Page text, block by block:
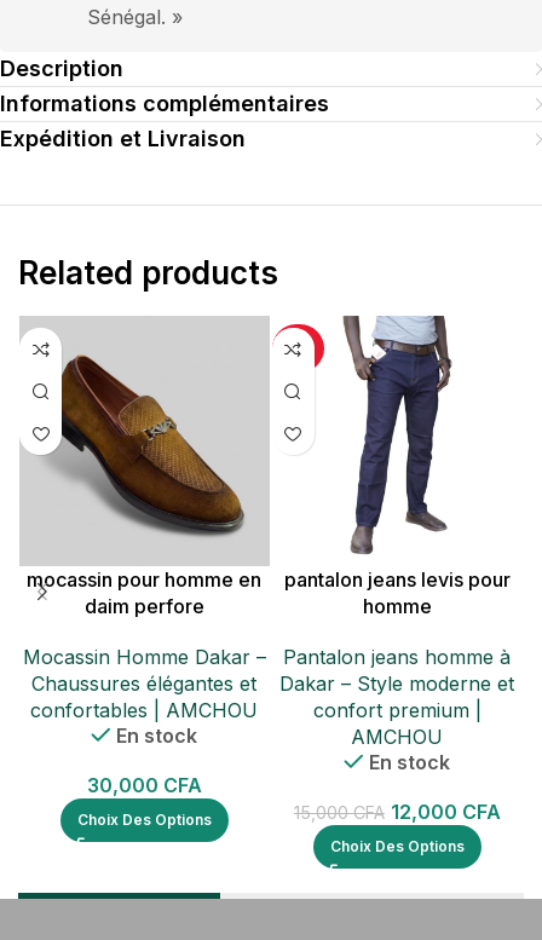
Sénégal. »
Description
Informations complémentaires
Expédition et Livraison
Related products
mocassin pour homme en
daim perfore
Mocassin Homme Dakar –
Chaussures élégantes et
confortables | AMCHOU
En stock
30,000 CFA
Choix Des Options
-20%
pantalon jeans levis pour
homme
Pantalon jeans homme à
Dakar – Style moderne et
confort premium |
AMCHOU
En stock
15,000CFA 12,000 CFA
Choix Des Options